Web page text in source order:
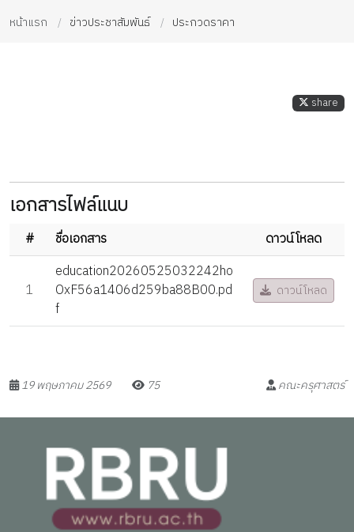
หน้าแรก ข่าวประชาสัมพันธ์ ประกวดราคา
share
เอกสารไฟล์แนบ
# ชื่อเอกสาร ดาวน์โหลด
1
education20260525032242ho
OxF56a1406d259ba88B00.pd
f
ดาวน์โหลด
19 พฤษภาคม 2569 75 คณะครุศาสตร์